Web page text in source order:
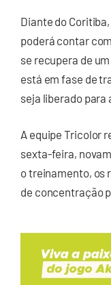
Diante do
poderá contar
se recupera de
está em fase de
seja liberado para
A equipe Tricolor
sexta-feira,
o treinamento, os
de concentração